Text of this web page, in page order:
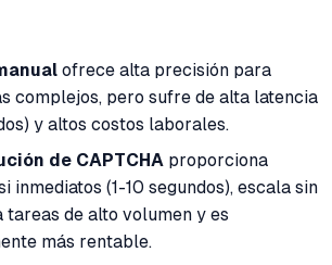
ofrece alta precisión para
complejos, pero sufre de alta latencia
y altos costos laborales.
de CAPTCHA proporciona
inmediatos (1-10 segundos), escala sin
de alto volumen y es
más rentable.